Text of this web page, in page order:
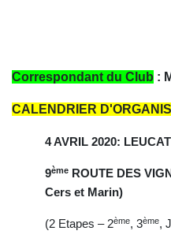
Correspondant du Club :
CALENDRIER
4 AVRIL 2020:
9ème ROUTE DES
Cers et Marin)
(2 Etapes – 2ème, 3ème,